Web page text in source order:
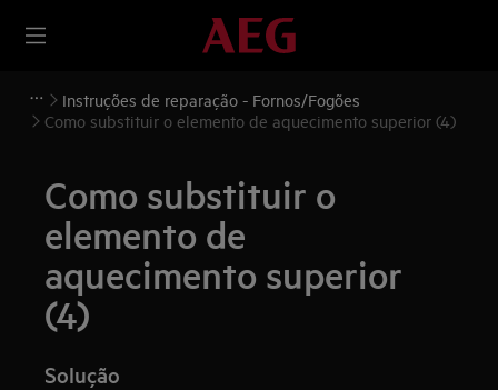
Instruções de reparação - Fornos/Fogões
Como substituir o elemento de aquecimento superior (4)
Como substituir o
elemento de
aquecimento superior
(4)
Solução